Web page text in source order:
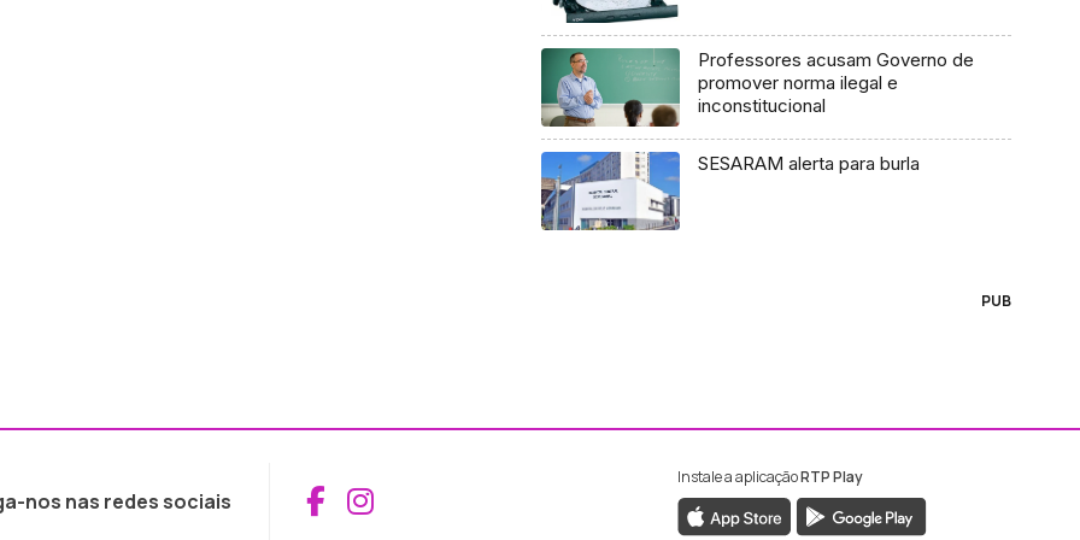
Professores acusam Governo de
promover norma ilegal e
inconstitucional
SESARAM alerta para burla
PUB
nos nas redes sociais Aceder ao Facebook da RTP Madeira
Aceder ao Instagram da RTP Madeira
Instale a aplicaçãoRTP Play